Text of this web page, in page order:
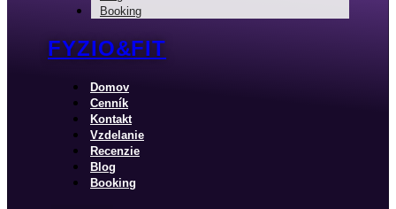
Booking
FYZIO&FIT
Domov
Cenník
Kontakt
Vzdelanie
Recenzie
Blog
Booking